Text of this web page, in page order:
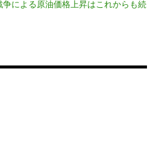
による原油価格上昇はこれからも続